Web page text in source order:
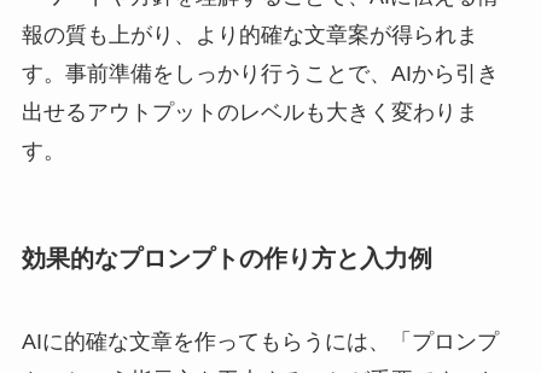
報の質も上がり、より的確な文章案が得られま
す。事前準備をしっかり行うことで、AIから引き
出せるアウトプットのレベルも大きく変わりま
す。
効果的なプロンプトの作り方と入力例
AIに的確な文章を作ってもらうには、「プロンプ